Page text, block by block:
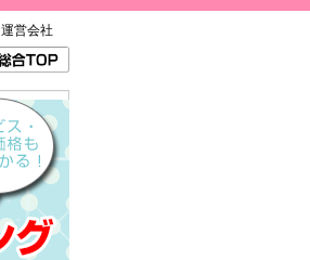
運営会社